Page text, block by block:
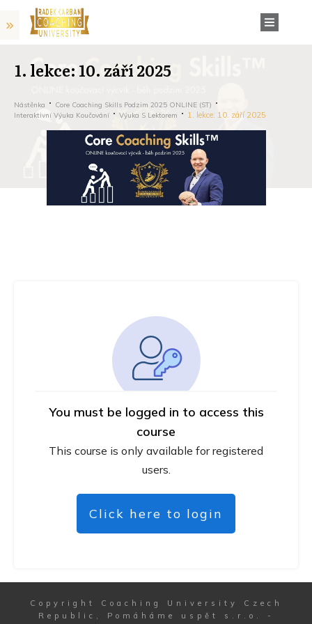
1. lekce: 10. září 2025
Nástěnka
Core Coaching Skills Podzim 2025 ONLINE (ST)
Interaktivní Výuka Koučování
Výuka S Lektorem 1. lekce: 10. září 2025
You must be logged in to access this
course
This course is only available for registered
users.
Click here to login
Copyright
Coaching University Czech
Republic, Pomáháme uspět s.r.o.
-